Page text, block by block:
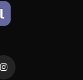
Instagram